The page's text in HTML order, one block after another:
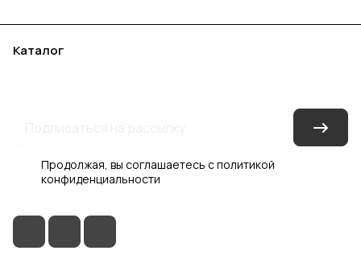
Каталог
Продолжая, вы соглашаетесь сполитикой
конфиденциальности